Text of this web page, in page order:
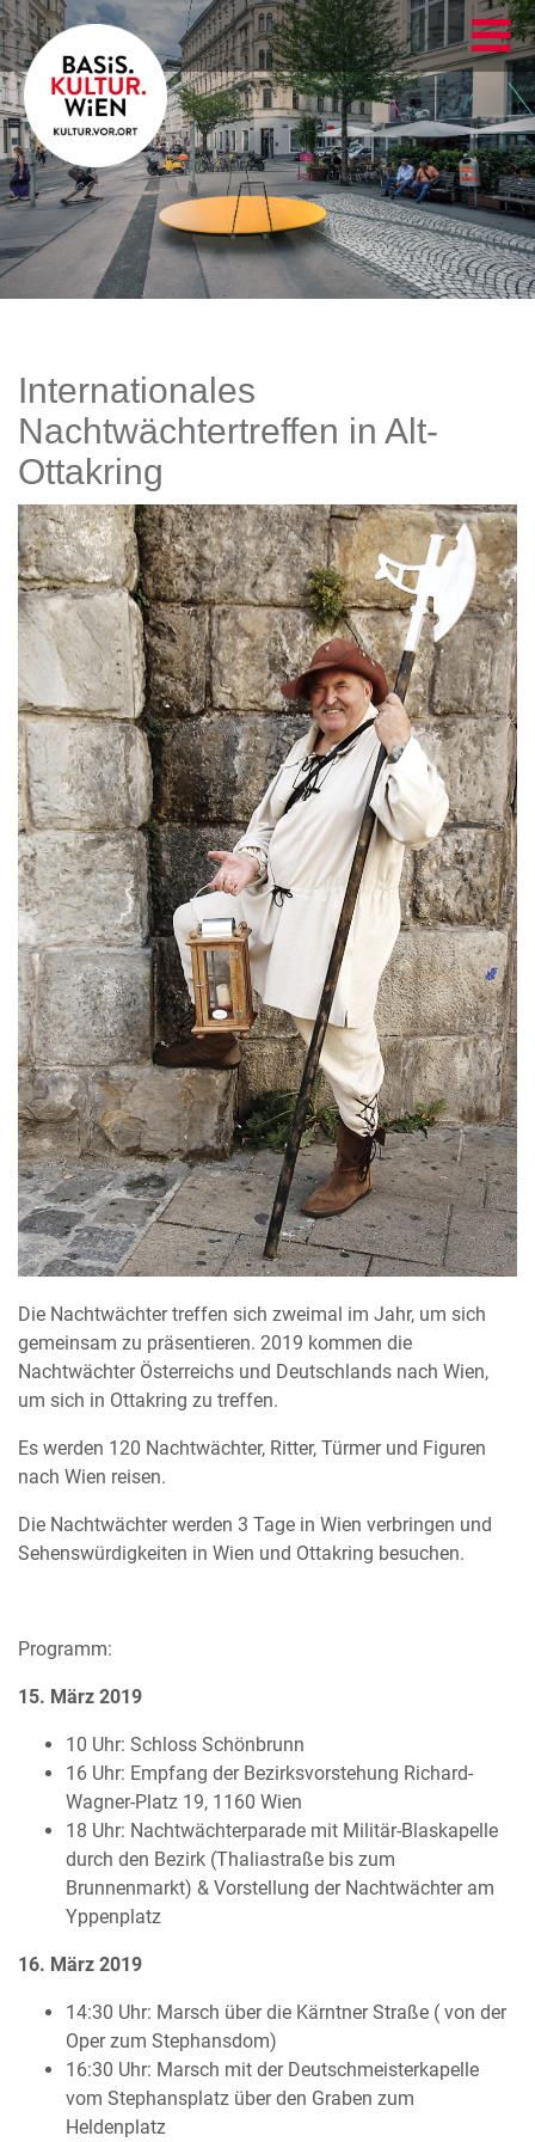
Internationales
Nachtwächtertreffen in Alt-
Ottakring
Die Nachtwächter treffen sich zweimal im Jahr, um sich
gemeinsam zu präsentieren. 2019 kommen die
Nachtwächter Österreichs und Deutschlands nach Wien,
um sich in Ottakring zu treffen.
Es werden 120 Nachtwächter, Ritter, Türmer und Figuren
nach Wien reisen.
Die Nachtwächter werden 3 Tage in Wien verbringen und
Sehenswürdigkeiten in Wien und Ottakring besuchen.
Programm:
15. März 2019
10 Uhr: Schloss Schönbrunn
16 Uhr: Empfang der Bezirksvorstehung Richard-
Wagner-Platz 19, 1160 Wien
18 Uhr: Nachtwächterparade mit Militär-Blaskapelle
durch den Bezirk (Thaliastraße bis zum
Brunnenmarkt) & Vorstellung der Nachtwächter am
Yppenplatz
16. März 2019
14:30 Uhr: Marsch über die Kärntner Straße ( von der
Oper zum Stephansdom)
16:30 Uhr: Marsch mit der Deutschmeisterkapelle
vom Stephansplatz über den Graben zum
Heldenplatz